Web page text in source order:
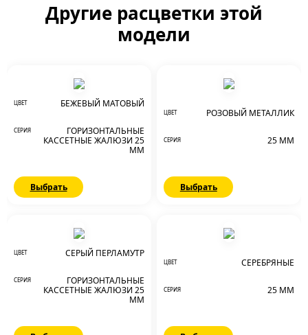
Другие расцветки этой
модели
ЦВЕТ БЕЖЕВЫЙ МАТОВЫЙ
СЕРИЯ
ГОРИЗОНТАЛЬНЫЕ
КАССЕТНЫЕ ЖАЛЮЗИ 25
ММ
Выбрать
ЦВЕТ РОЗОВЫЙ МЕТАЛЛИК
СЕРИЯ 25 ММ
Выбрать
ЦВЕТ СЕРЫЙ ПЕРЛАМУТР
СЕРИЯ
ГОРИЗОНТАЛЬНЫЕ
КАССЕТНЫЕ ЖАЛЮЗИ 25
ММ
ЦВЕТ СЕРЕБРЯНЫЕ
СЕРИЯ 25 ММ